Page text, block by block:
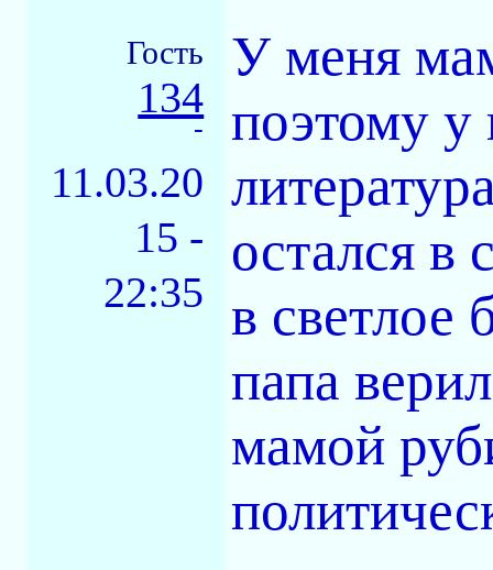
Гость
134
-
11.03.20
15 -
22:35
У меня
поэтому у
остался в
в светлое
папа
мамой